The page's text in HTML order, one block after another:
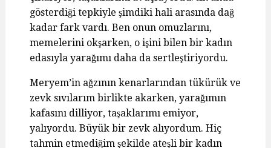
gösterdiği tepkiyle şimdiki hali arasında dağ
kadar fark vardı. Ben onun omuzlarını,
memelerini okşarken, o işini bilen bir kadın
edasıyla yarağımı daha da sertleştiriyordu.
Meryem’in ağzının kenarlarından tükürük ve
zevk sıvılarım birlikte akarken, yarağımın
kafasını dilliyor, taşaklarımı emiyor,
yalıyordu. Büyük bir zevk alıyordum. Hiç
tahmin etmediğim şekilde ateşli bir kadın